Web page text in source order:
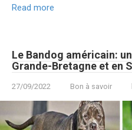
Read more
Le Bandog américain:
Grande-Bretagne et en
27/09/2022 Bon à savoir